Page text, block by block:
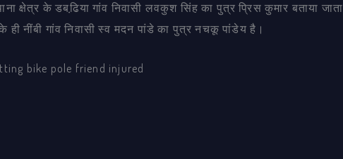
क्षेत्र के डबढि़या गांव निवासी लवकुश सिंह का पुत्र प्रिस कुमार बताया जाता
नींबी गांव निवासी स्व मदन पांडे का पुत्र नचकू पांडेय है।
bike pole friend injured